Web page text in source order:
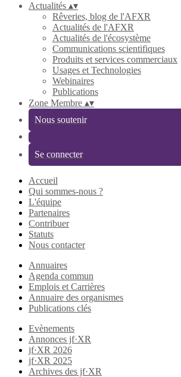
Actualités ▴▾
Rêveries, blog de l'AFXR
Actualités de l'AFXR
Actualités de l'écosystème
Communications scientifiques
Produits et services commerciaux
Usages et Technologies
Webinaires
Publications
Zone Membre ▴▾
Nous soutenir
Se connecter
Accueil
Qui sommes-nous ?
L'équipe
Partenaires
Contribuer
Statuts
Nous contacter
Annuaires
Agenda commun
Emplois et Carrières
Annuaire des organismes
Publications clés
Evènements
Annonces jf·XR
jf·XR 2026
jf·XR 2025
Archives des jf·XR